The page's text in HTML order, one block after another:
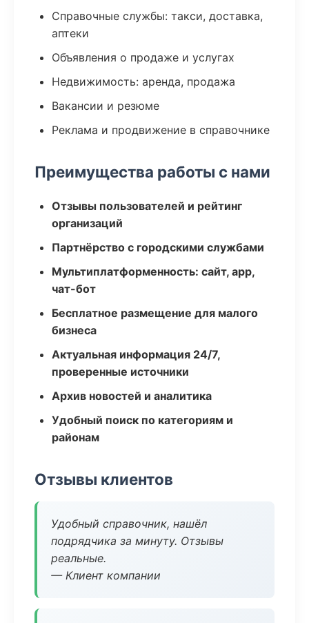
Справочные службы: такси, доставка,
аптеки
Объявления о продаже и услугах
Недвижимость: аренда, продажа
Вакансии и резюме
Реклама и продвижение в справочнике
Преимущества работы с нами
Отзывы пользователей и рейтинг
организаций
Партнёрство с городскими службами
Мультиплатформенность: сайт, app,
чат-бот
Бесплатное размещение для малого
бизнеса
Актуальная информация 24/7,
проверенные источники
Архив новостей и аналитика
Удобный поиск по категориям и
районам
Отзывы клиентов
Удобный справочник, нашёл
подрядчика за минуту. Отзывы
реальные.
— Клиент компании